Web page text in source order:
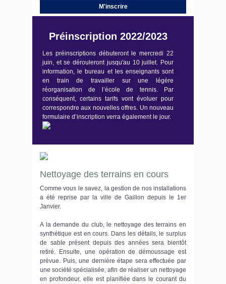
M'inscrire
Préinscription 2022/2023
Les préinscriptions débuteront le mercredi 22
juin, et se dérouleront jusqu'au 10 juillet. Pour
information, le bureau et les enseignants sont
en train de travailler sur une légère
réorganisation de l’école de tennis. Par
conséquent, certains tarifs vont évoluer pour
correspondre aux nouvelles offres. Un nouveau
formulaire d’inscription verra également le jour.
Nettoyage des terrains en cours
Comme vous le savez, la gestion de nos installations
a été reprise par la ville de Gaillon depuis le 1er
Janvier.
A la demande du club, le nettoyage des terrains en
synthétique est en cours. Dans les détails, le surplus
de sable présent depuis des années sera bientôt
retiré. Ensuite, une opération de démoussage est
prévue. Puis, une dernière étape sera effectuée par
une société spécialisée, afin de réaliser un nettoyage
en profondeur, elle est planifiée dans le courant du